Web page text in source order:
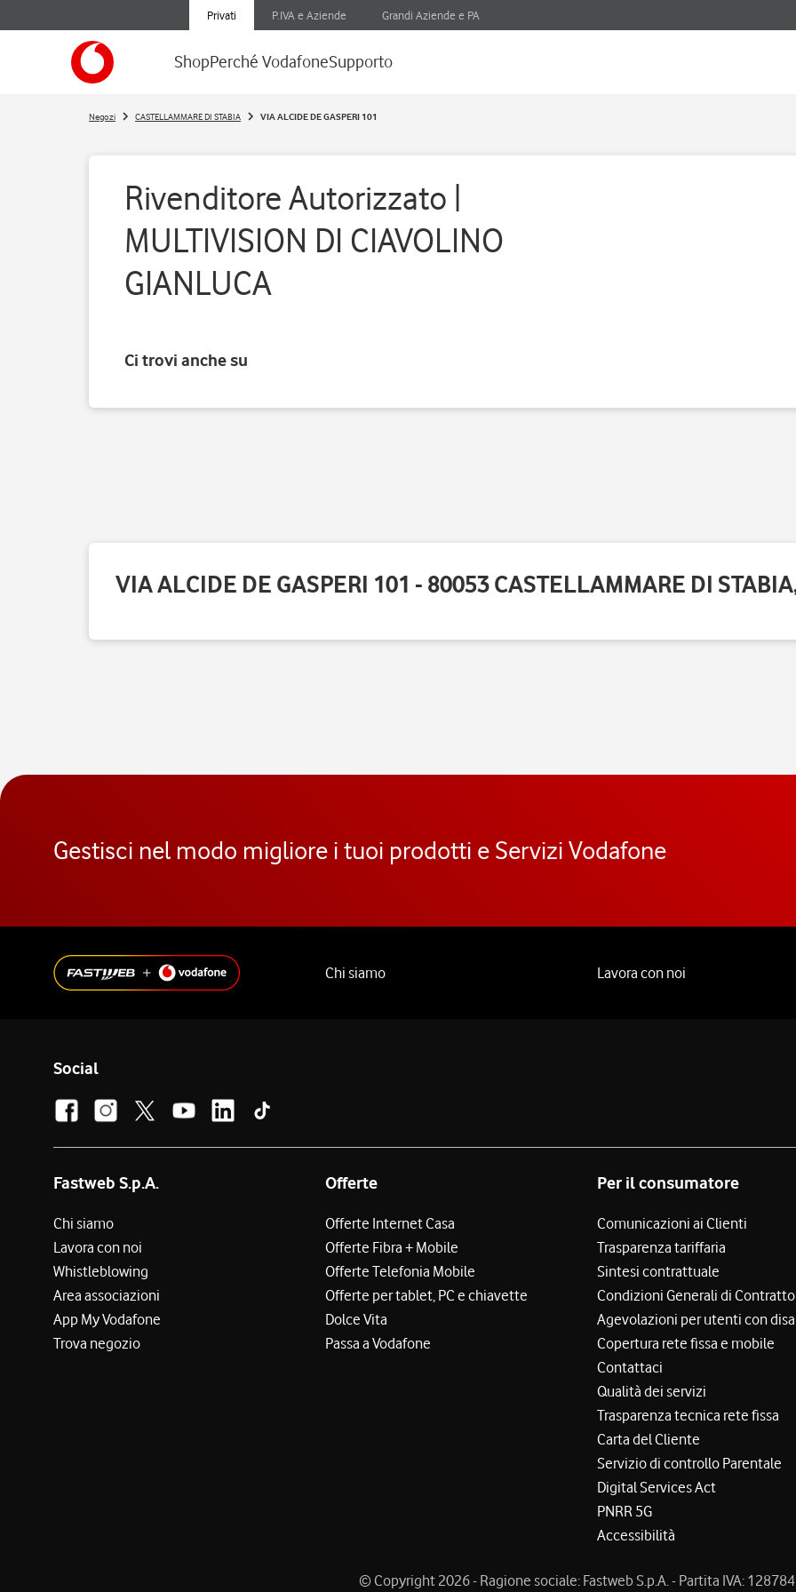
Privati P.IVA e Aziende Grandi Aziende e PA
ShopPerché VodafoneSupporto
Negozi CASTELLAMMARE DI STABIA VIA ALCIDE DE GASPERI 101
Rivenditore Autorizzato |
MULTIVISION DI CIAVOLINO
GIANLUCA
Ci trovi anche su
VIA ALCIDE DE GASPERI 101 - 80053 CASTELLAMMARE DI
Gestisci nel modo migliore i tuoi prodotti e Servizi Vodafone
Chi siamo Lavora con noi
Social
Fastweb S.p.A.
Chi siamo
Lavora con noi
Whistleblowing
Area associazioni
App My Vodafone
Trova negozio
Offerte
Offerte Internet Casa
Offerte Fibra + Mobile
Offerte Telefonia Mobile
Offerte per tablet, PC e chiavette
Dolce Vita
Passa a Vodafone
Per il consumatore
Comunicazioni ai Clienti
Trasparenza tariffaria
Sintesi contrattuale
Condizioni Generali di Contratto
Agevolazioni per utenti con
Copertura rete fissa e mobile
Contattaci
Qualità dei servizi
Trasparenza tecnica rete fissa
Carta del Cliente
Servizio di controllo Parentale
Digital Services Act
PNRR 5G
Accessibilità
© Copyright 2026 - Ragione sociale: Fastweb S.p.A. - Partita IVA: